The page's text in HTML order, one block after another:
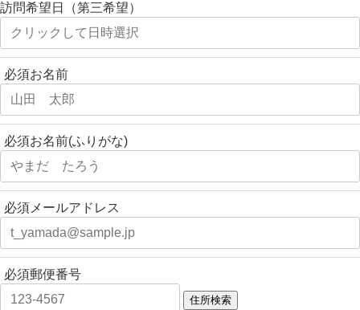
訪問希望日（第三希望）
必須お名前
必須お名前(ふりがな)
必須 メールアドレス
必須郵便番号
住所検索